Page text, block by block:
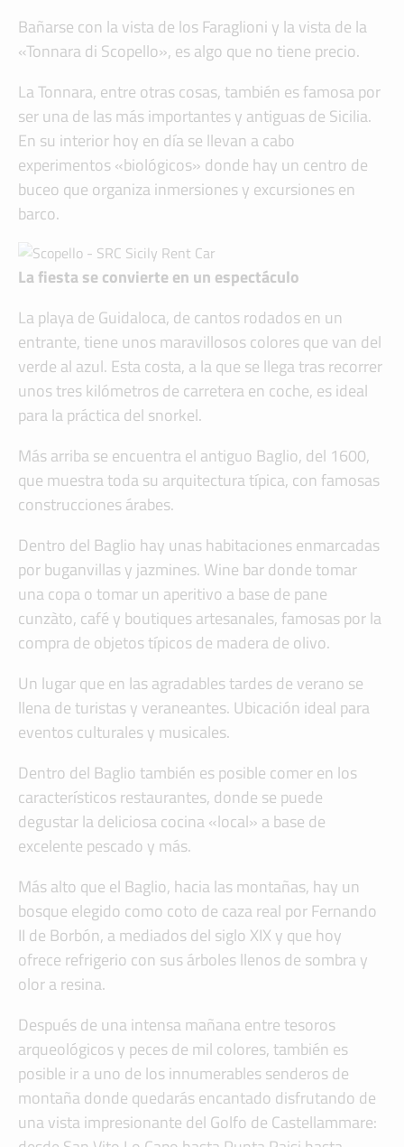
Bañarse con la vista de los Faraglioni y la vista de la
«Tonnara di Scopello», es algo que no tiene precio.
La Tonnara, entre otras cosas, también es famosa por
ser una de las más importantes y antiguas de Sicilia.
En su interior hoy en día se llevan a cabo
experimentos «biológicos» donde hay un centro de
buceo que organiza inmersiones y excursiones en
barco.
La fiesta se convierte en un espectáculo
La playa de Guidaloca, de cantos rodados en un
entrante, tiene unos maravillosos colores que van del
verde al azul. Esta costa, a la que se llega tras recorrer
unos tres kilómetros de carretera en coche, es ideal
para la práctica del snorkel.
Más arriba se encuentra el antiguo Baglio, del 1600,
que muestra toda su arquitectura típica, con famosas
construcciones árabes.
Dentro del Baglio hay unas habitaciones enmarcadas
por buganvillas y jazmines. Wine bar donde tomar
una copa o tomar un aperitivo a base de pane
cunzàto, café y boutiques artesanales, famosas por la
compra de objetos típicos de madera de olivo.
Un lugar que en las agradables tardes de verano se
llena de turistas y veraneantes. Ubicación ideal para
eventos culturales y musicales.
Dentro del Baglio también es posible comer en los
característicos restaurantes, donde se puede
degustar la deliciosa cocina «local» a base de
excelente pescado y más.
Más alto que el Baglio, hacia las montañas, hay un
bosque elegido como coto de caza real por Fernando
II de Borbón, a mediados del siglo XIX y que hoy
ofrece refrigerio con sus árboles llenos de sombra y
olor a resina.
Después de una intensa mañana entre tesoros
arqueológicos y peces de mil colores, también es
posible ir a uno de los innumerables senderos de
montaña donde quedarás encantado disfrutando de
una vista impresionante del Golfo de Castellammare: